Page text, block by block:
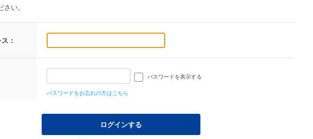
い。
：
パスワードを表示する
パスワードをお忘れの方はこちら